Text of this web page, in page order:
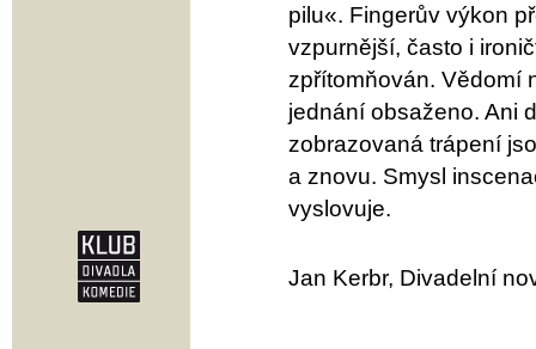
pilu«. Fingerův výkon
vzpurnější, často i
zpřítomňován. Vědomí
jednání obsaženo. Ani
zobrazovaná trápení
a znovu. Smysl
vyslovuje.
Jan Kerbr, Divadelní